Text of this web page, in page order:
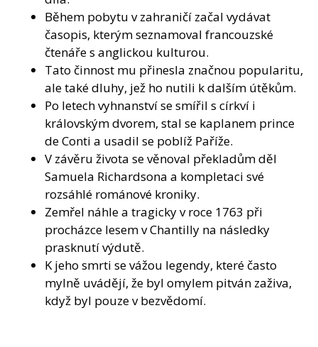
Během pobytu v zahraničí začal vydávat
časopis, kterým seznamoval francouzské
čtenáře s anglickou kulturou.
Tato činnost mu přinesla značnou popularitu,
ale také dluhy, jež ho nutili k dalším útěkům.
Po letech vyhnanství se smířil s církví i
královským dvorem, stal se kaplanem prince
de Conti a usadil se poblíž Paříže.
V závěru života se věnoval překladům děl
Samuela Richardsona a kompletaci své
rozsáhlé románové kroniky.
Zemřel náhle a tragicky v roce 1763 při
procházce lesem v Chantilly na následky
prasknutí výdutě.
K jeho smrti se vážou legendy, které často
mylně uvádějí, že byl omylem pitván zaživa,
když byl pouze v bezvědomí.